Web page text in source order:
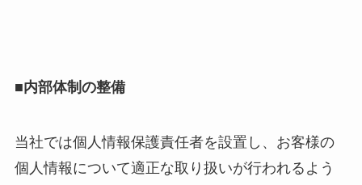
■内部体制の整備
当社では個人情報保護責任者を設置し、お客様の
個人情報について適正な取り扱いが行われるよう